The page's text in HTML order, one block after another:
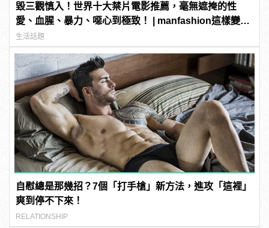
毀三觀慎入！世界十大禁片電影推薦，毫無遮掩的性
愛、血腥、暴力、噁心到極致！ | manfashion這樣變型
男
生活話題
自慰總是那幾招？7個「打手槍」新方法，進攻「這裡」
爽到停不下來！
RELATIONSHIP